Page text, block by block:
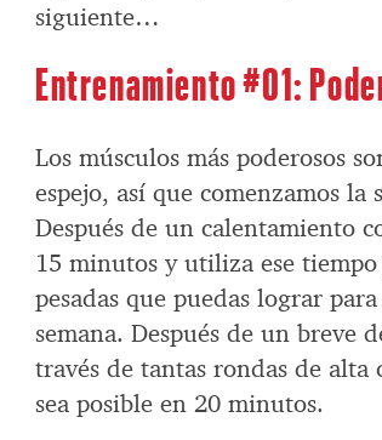
siguiente…
Entrenamiento #01:
Los músculos más poderosos
espejo, así que comenzamos
Después de un calentamiento
15 minutos y utiliza ese
pesadas que puedas lograr
semana. Después de un breve
través de tantas rondas de
sea posible en 20 minutos.